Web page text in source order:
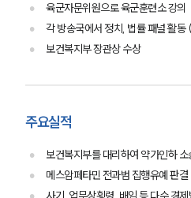
육군자문위원으로 육군훈련소 강의
각 방송국에서 정치, 법률 패널 활
보건복지부 장관상 수상
주요실적
보건복지부를 대리하여 약가인하
메스암페타민 전과범 집행유예 판결